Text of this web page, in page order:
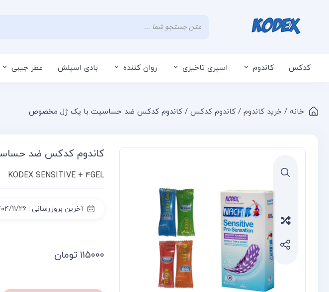
کدکس کاندوم اسپری تاخیری روان کننده بادی اسپلش عطر جیبی
خانه / خرید کاندوم / کاندوم کدکس / کاندوم کدکس ضد حساسیت با پک ژل مخصوص
کاندوم کدکس ضد
KODEX SENSITIVE + 4GEL
آخرین بروزرسانی : ۱۴۰۴/۱۱/۲۶
۱۱۵۰۰۰ تومان